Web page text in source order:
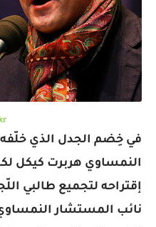
في خِضم الجدل الذي خلّفه
إقتراحه لتجميع طالبي
نائب المستشار